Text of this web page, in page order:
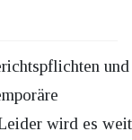
und
wird es weit